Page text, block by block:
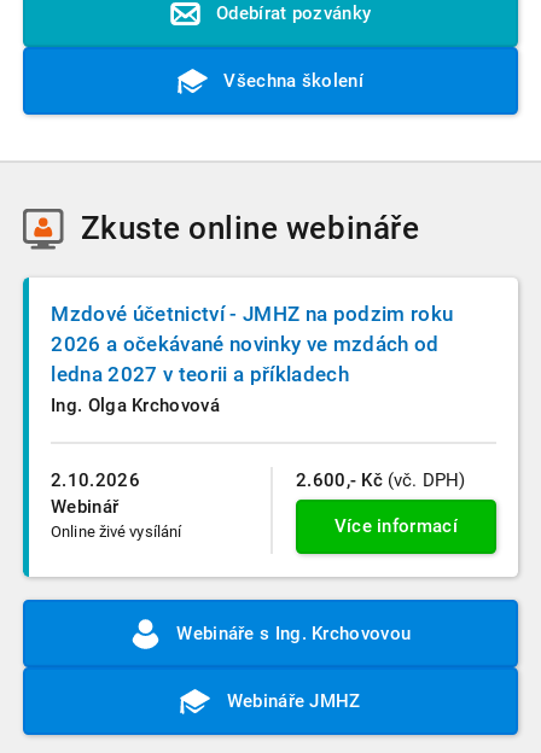
Odebírat pozvánky
Všechna školení
Zkuste online webináře
2.10.2026
Webinář
Online živé vysílání
Mzdové účetnictví - JMHZ na podzim roku
2026 a očekávané novinky ve mzdách od
ledna 2027 v teorii a příkladech
Ing. Olga Krchovová
2.600,- Kč (vč. DPH)
Více informací
Webináře s Ing. Krchovovou
Webináře JMHZ